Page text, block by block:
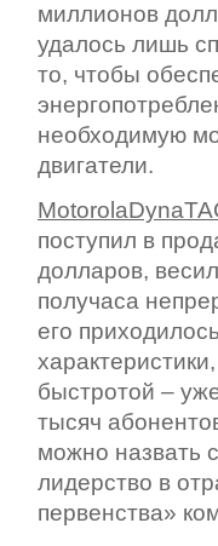
миллионов
удалось лишь
то, чтобы
необходимую
двигатели.
поступил в
долларов,
получаса
его
быстротой –
тысяч
можно назвать
лидерство в
первенства»